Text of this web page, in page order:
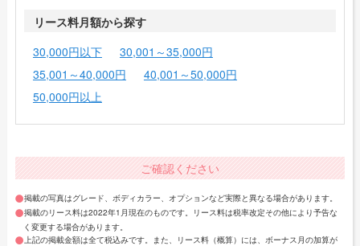
リース料月額から探す
30,000円以下
30,001～35,000円
35,001～40,000円
40,001～50,000円
50,000円以上
ご確認ください
掲載の写真はグレード、ボディカラー、オプションなど実際と異なる場合があります。
掲載のリース料は2022年1月現在のものです。リース料は税率改定その他により予告な
く変更する場合があります。
上記の掲載金額は全て税込みです。また、リース料（概算）には、ボーナス月の加算が